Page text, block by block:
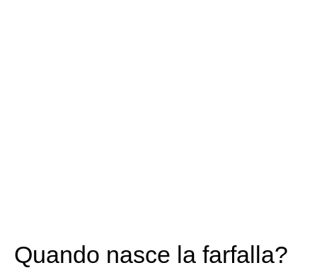
Quando nasce la farfalla?